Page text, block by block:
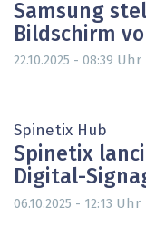
Samsung
Bildschirm
22.10.2025 - 08:39 Uhr
Spinetix Hub
Spinetix
Digital-
06.10.2025 - 12:13 Uhr